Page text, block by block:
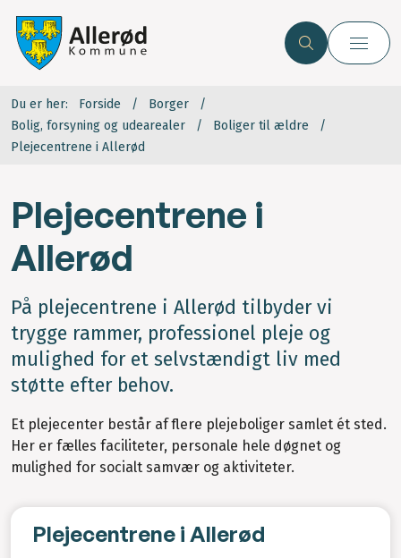
Du er her: Forside
Borger
Bolig, forsyning og udearealer
Boliger til ældre
Plejecentrene i Allerød
Plejecentrene i
Allerød
På plejecentrene i Allerød tilbyder vi
trygge rammer, professionel pleje og
mulighed for et selvstændigt liv med
støtte efter behov.
Et plejecenter består af flere plejeboliger samlet ét sted.
Her er fælles faciliteter, personale hele døgnet og
mulighed for socialt samvær og aktiviteter.
Plejecentrene i Allerød